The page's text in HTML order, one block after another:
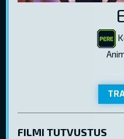
FILMI TUTVUSTUS